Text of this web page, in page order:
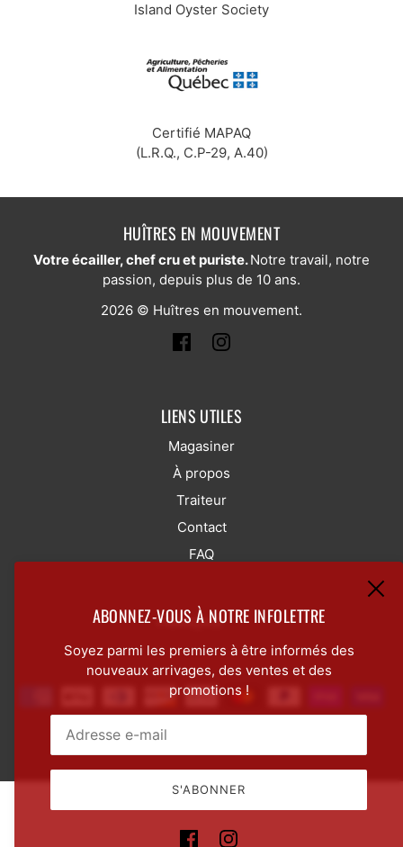
ABONNEZ-VOUS À NOTRE INFOLETTRE
Soyez parmi les premiers à être informés des
nouveaux arrivages, des ventes et des
promotions !
E-mail:
S'ABONNER
Ce site est protégé par hCaptcha, et laPolitique de
Island Oyster Society
Certifié MAPAQ
(L.R.Q., C.P-29, A.40)
HUÎTRES EN MOUVEMENT
Votre écailler, chef cru et puriste.Notre travail, notre
passion, depuis plus de 10 ans.
2026 © Huîtres en mouvement.
LIENS UTILES
Magasiner
À propos
Traiteur
Contact
FAQ
SÉLECTEUR DE LANGUE
FRANÇAIS
Commerce électronique propulsé par Shopify